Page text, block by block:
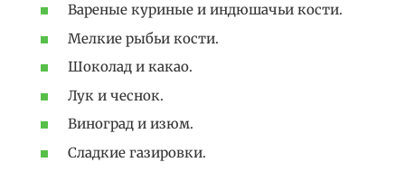
Вареные куриные и индюшачьи кости.
Мелкие рыбьи кости.
Шоколад и какао.
Лук и чеснок.
Виноград и изюм.
Сладкие газировки.